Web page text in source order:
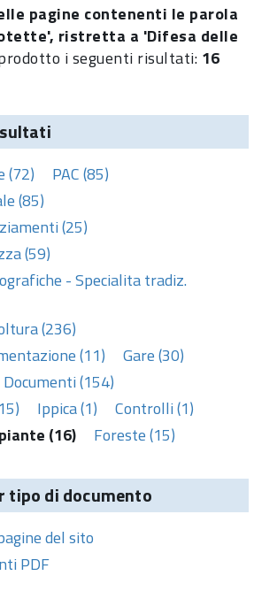
pagine contenenti le parola
ristretta a 'Difesa delle
i seguenti risultati: 16
(72)
PAC (85)
(85)
(25)
(59)
- Specialita tradiz.
(236)
(11)
Gare (30)
Documenti (154)
Ippica (1)
Controlli (1)
(16)
Foreste (15)
tipo di documento
del sito
PDF